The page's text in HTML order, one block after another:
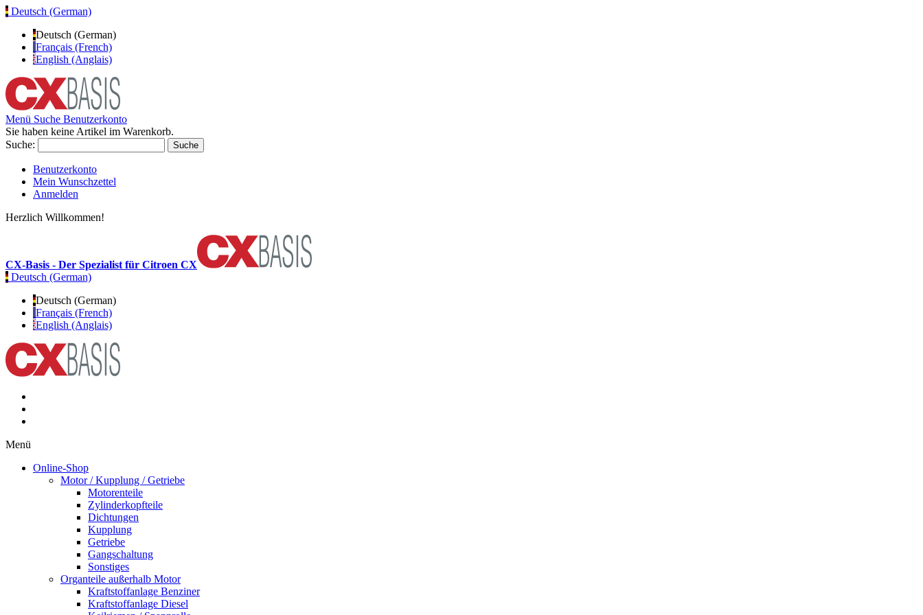
Deutsch (German)
Deutsch (German)
Français (French)
English (Anglais)
Menü Suche Benutzerkonto
Sie haben keine Artikel im Warenkorb.
Suche:
Suche
Benutzerkonto
Mein Wunschzettel
Anmelden
Herzlich Willkommen!
CX-Basis - Der Spezialist für Citroen CX
Deutsch (German)
Deutsch (German)
Français (French)
English (Anglais)
Menü
Online-Shop
Motor / Kupplung / Getriebe
Motorenteile
Zylinderkopfteile
Dichtungen
Kupplung
Getriebe
Gangschaltung
Sonstiges
Organteile außerhalb Motor
Kraftstoffanlage Benziner
Kraftstoffanlage Diesel